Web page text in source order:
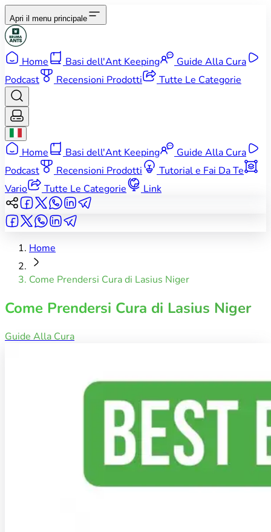
Apri il menu principale
Home Basi dell'Ant Keeping
Guide Alla Cura
Podcast
Recensioni Prodotti Tutte Le Categorie
Home Basi dell'Ant Keeping
Guide Alla Cura
Podcast
Recensioni Prodotti
Tutorial e Fai Da Te
Vario
Tutte Le Categorie Link
Home
Come Prendersi Cura di Lasius Niger
Come Prendersi Cura di Lasius Niger
Guide Alla Cura